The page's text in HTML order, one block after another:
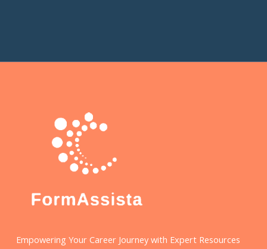
Empowering Your Career Journey with Expert Resources